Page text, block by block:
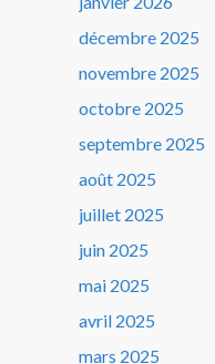
décembre 2025
novembre 2025
octobre 2025
septembre 2025
août 2025
juillet 2025
juin 2025
mai 2025
avril 2025
mars 2025